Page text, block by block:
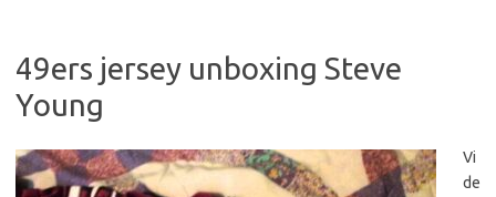
49ers jersey unboxing Steve
Young
Vi
de